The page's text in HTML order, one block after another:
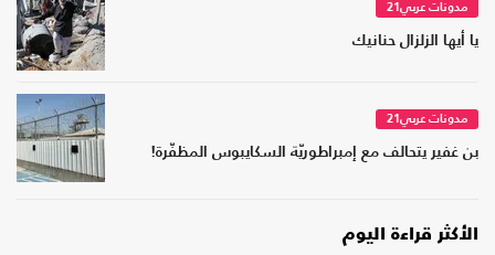
مدونات عربي21
يا أيها الزلزال حنانيك
مدونات عربي21
بن غفير يتحالف مع إمبراطوريّة السكايبوس المظفّرة!
الأكثر قراءة اليوم